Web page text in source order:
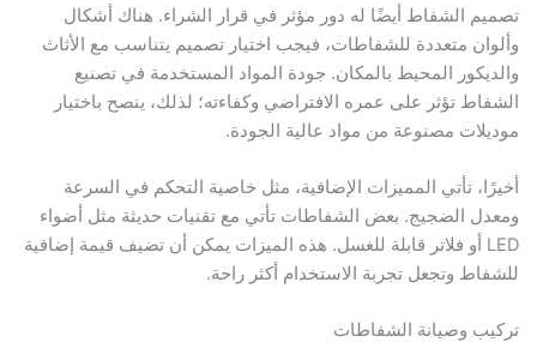
الشفاط أيضًا له دور مؤثر في قرار الشراء. هناك أشكال
متعددة للشفاطات، فيجب اختيار تصميم يتناسب مع الأثاث
المحيط بالمكان. جودة المواد المستخدمة في تصنيع
تؤثر على عمره الافتراضي وكفاءته؛ لذلك، ينصح باختيار
مصنوعة من مواد عالية الجودة.
تأتي المميزات الإضافية، مثل خاصية التحكم في السرعة
الضجيج. بعض الشفاطات تأتي مع تقنيات حديثة مثل أضواء
LED أو فلاتر قابلة للغسل. هذه الميزات يمكن أن تضيف قيمة إضافية
وتجعل تجربة الاستخدام أكثر راحة.
وصيانة الشفاطات